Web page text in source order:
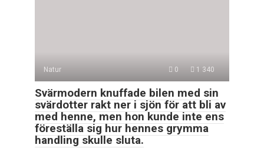
Natur 0 1 340
Svärmodern knuffade bilen med sin
svärdotter rakt ner i sjön för att bli av
med henne, men hon kunde inte ens
föreställa sig hur hennes grymma
handling skulle sluta.